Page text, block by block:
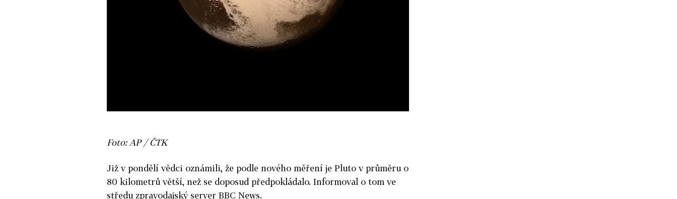
Foto: AP / ČTK
Již v pondělí vědci oznámili, že podle nového měření je Pluto v průměru o
80 kilometrů větší, než se doposud předpokládalo. Informoval o tom ve
středu zpravodajský server BBC News.